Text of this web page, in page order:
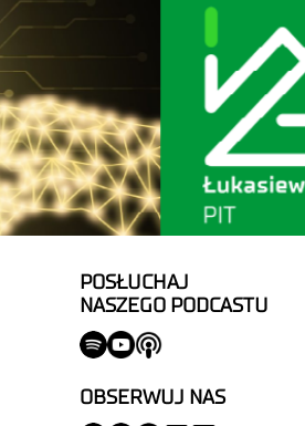
POSŁUCHAJ
NASZEGO PODCASTU
OBSERWUJ NAS